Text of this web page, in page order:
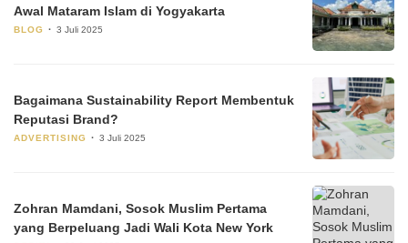
Awal Mataram Islam di Yogyakarta
BLOG 3 Juli 2025
Bagaimana Sustainability Report Membentuk
Reputasi Brand?
ADVERTISING 3 Juli 2025
Zohran Mamdani, Sosok Muslim Pertama
yang Berpeluang Jadi Wali Kota New York